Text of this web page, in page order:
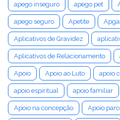
apego inseguro apego pet
apego seguro Apetite
Aplicativos de Gravidez
Aplicativos de Relacionamento
Apoio Apoio ao Luto apoio
apoio espiritual apoio familiar
Apoio na concepção Apoio